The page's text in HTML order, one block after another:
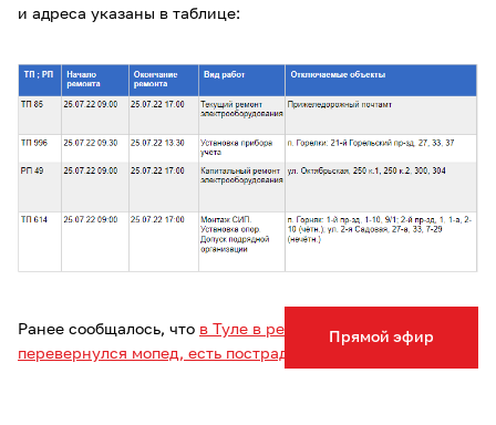
Прямой эфир
и адреса указаны в таблице:
Ранее сообщалось, что в Туле в результате ДТП
перевернулся мопед, есть пострадавший.